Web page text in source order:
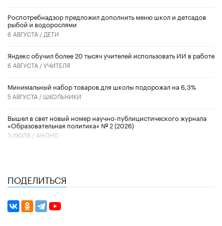
Роспотребнадзор предложил дополнить меню школ и детсадов
рыбой и водорослями
6 АВГУСТА / ДЕТИ
​Яндекс обучил более 20 тысяч учителей использовать ИИ в работе
6 АВГУСТА /УЧИТЕЛЯ
Минимальный набор товаров для школы подорожал на 6,3%
5 АВГУСТА / ШКОЛЬНИКИ
Вышел в свет новый номер научно-публицистического журнала
«Образовательная политика» № 2 (2026)
3 ИЮЛЯ / АНОНС
ПОДЕЛИТЬСЯ